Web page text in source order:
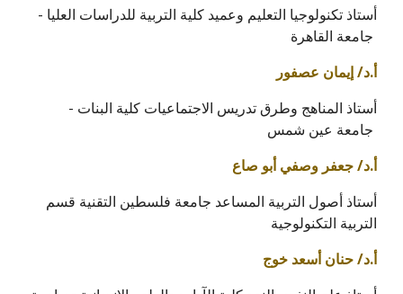
أ.د/ إيمان عصفور
أ.د/ جعفر وصفي أبو صاع
التربية التكنولوجية
أ.د/ حنان أسعد خوج